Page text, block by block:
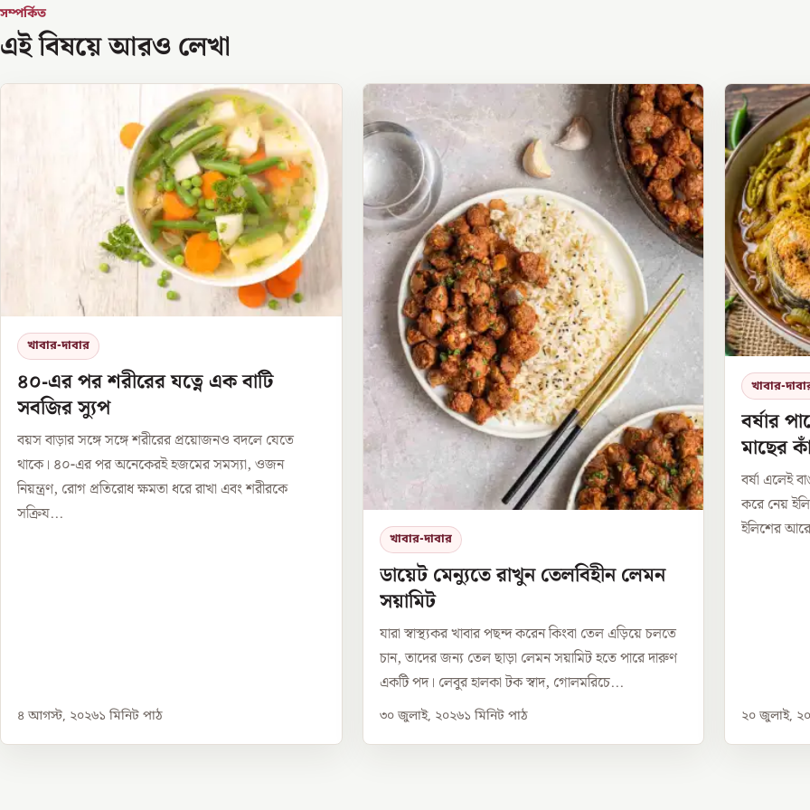
সম্পর্কিত
এই বিষয়ে আরও লেখা
খাবার-দাবার
৪০-এর পর শরীরের যত্নে এক বাটি
সবজির স্যুপ
বয়স বাড়ার সঙ্গে সঙ্গে শরীরের প্রয়োজনও বদলে যেতে
থাকে। ৪০-এর পর অনেকেরই হজমের সমস্যা, ওজন
নিয়ন্ত্রণ, রোগ প্রতিরোধ ক্ষমতা ধরে রাখা এবং শরীরকে
সক্রিয...
৪ আগস্ট, ২০২৬১ মিনিট পাঠ
খাবার-দাবার
ডায়েট মেন্যুতে রাখুন তেলবিহীন লেমন
সয়ামিট
যারা স্বাস্থ্যকর খাবার পছন্দ করেন কিংবা তেল এড়িয়ে চলতে
চান, তাদের জন্য তেল ছাড়া লেমন সয়ামিট হতে পারে দারুণ
একটি পদ। লেবুর হালকা টক স্বাদ, গোলমরিচে...
৩০ জুলাই, ২০২৬১ মিনিট পাঠ
খাবার-
বর্ষার
মাছের
বর্ষা এলেই
করে নেয়
ইলিশের
২০ জুলাই,